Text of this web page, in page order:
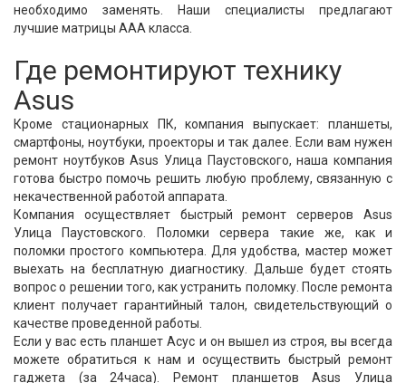
необходимо заменять. Наши специалисты предлагают
лучшие матрицы ААА класса.
Где ремонтируют технику
Asus
Кроме стационарных ПК, компания выпускает: планшеты,
смартфоны, ноутбуки, проекторы и так далее. Если вам нужен
ремонт ноутбуков Asus Улица Паустовского, наша компания
готова быстро помочь решить любую проблему, связанную с
некачественной работой аппарата.
Компания осуществляет быстрый ремонт серверов Asus
Улица Паустовского. Поломки сервера такие же, как и
поломки простого компьютера. Для удобства, мастер может
выехать на бесплатную диагностику. Дальше будет стоять
вопрос о решении того, как устранить поломку. После ремонта
клиент получает гарантийный талон, свидетельствующий о
качестве проведенной работы.
Если у вас есть планшет Асус и он вышел из строя, вы всегда
можете обратиться к нам и осуществить быстрый ремонт
гаджета (за 24часа). Ремонт планшетов Asus Улица